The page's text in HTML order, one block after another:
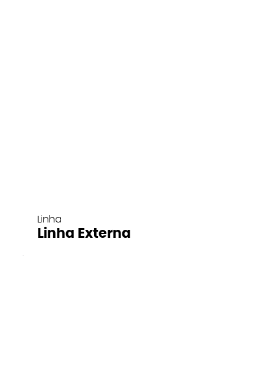
Linha
Linha Externa